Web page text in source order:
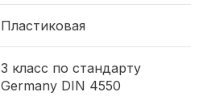
Пластиковая
3 класс по стандарту
Germany DIN 4550